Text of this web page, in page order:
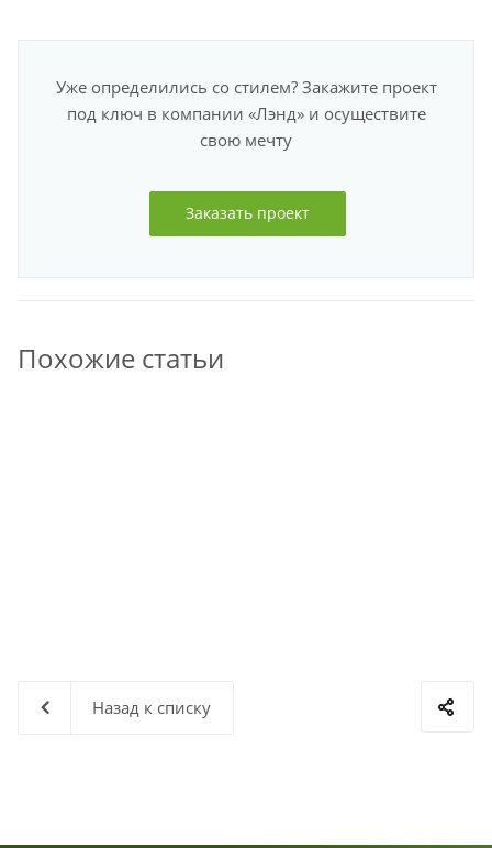
Уже определились со стилем? Закажите проект
под ключ в компании «Лэнд» и осуществите
свою мечту
Заказать проект
Похожие статьи
Назад к списку